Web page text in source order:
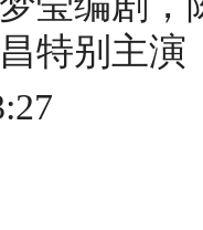
特别主